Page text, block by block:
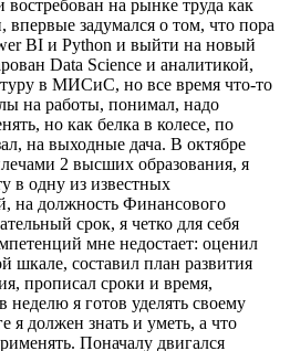
востребован на рынке труда как
впервые задумался о том, что пора
BI и Python и выйти на новый
Data Science и аналитикой,
в МИСиС, но все время что-то
на работы, понимал, надо
но как белка в колесе, по
на выходные дача. В октябре
2 высших образования, я
в одну из известных
на должность Финансового
срок, я четко для себя
мне недостает: оценил
шкале, составил план развития
прописал сроки и время,
неделю я готов уделять своему
я должен знать и уметь, а что
Поначалу двигался